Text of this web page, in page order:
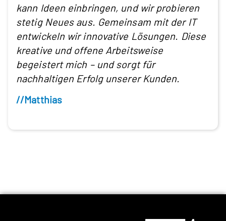
kann Ideen einbringen, und wir probieren
stetig Neues aus. Gemeinsam mit der IT
entwickeln wir innovative Lösungen. Diese
kreative und offene Arbeitsweise
begeistert mich – und sorgt für
nachhaltigen Erfolg unserer Kunden.
//Matthias